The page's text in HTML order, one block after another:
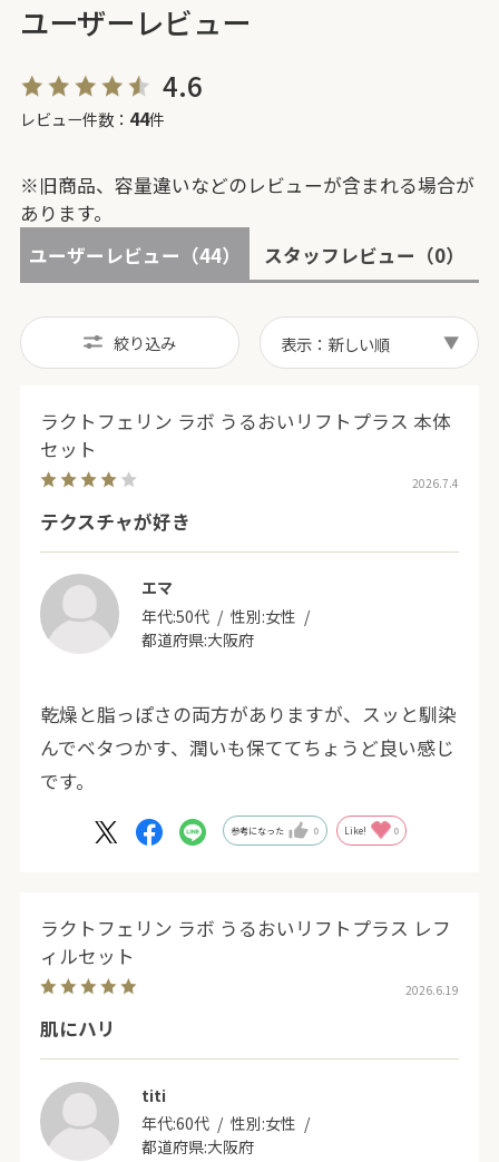
ユーザーレビュー
4.6
レビュー件数： 44件
※旧商品、容量違いなどのレビューが含まれる場合が
あります。
ユーザーレビュー （44） スタッフレビュー （0）
絞り込み 表示：新しい順
ラクトフェリン ラボ うるおいリフトプラス 本体
セット
2026.7.4
テクスチャが好き
エマ
年代:50代 性別:女性
都道府県:大阪府
乾燥と脂っぽさの両方がありますが、スッと馴染
んでベタつかす、潤いも保ててちょうど良い感じ
です。
参考になった 0 Like! 0
ラクトフェリン ラボ うるおいリフトプラス レフ
ィルセット
2026.6.19
肌にハリ
titi
年代:60代 性別:女性
都道府県:大阪府